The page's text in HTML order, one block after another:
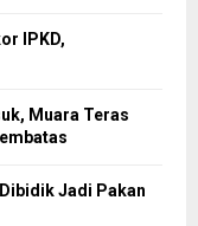
IPKD,
Muara Teras
Jadi Pakan